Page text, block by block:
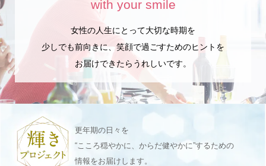
with your smile
女性の人生にとって大切な時期を
少しでも前向きに、笑顔で過ごすためのヒントを
お届けできたらうれしいです。
更年期の日々を
“こころ穏やかに、からだ健やかに”するための
情報をお届けします。